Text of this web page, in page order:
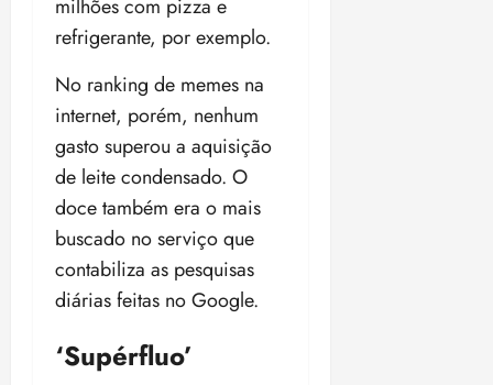
milhões com pizza e
refrigerante, por exemplo.
No ranking de memes na
internet, porém, nenhum
gasto superou a aquisição
de leite condensado. O
doce também era o mais
buscado no serviço que
contabiliza as pesquisas
diárias feitas no Google.
‘Supérfluo’